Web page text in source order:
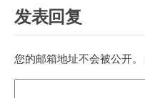
发表回复
您的邮箱地址不会被公开。